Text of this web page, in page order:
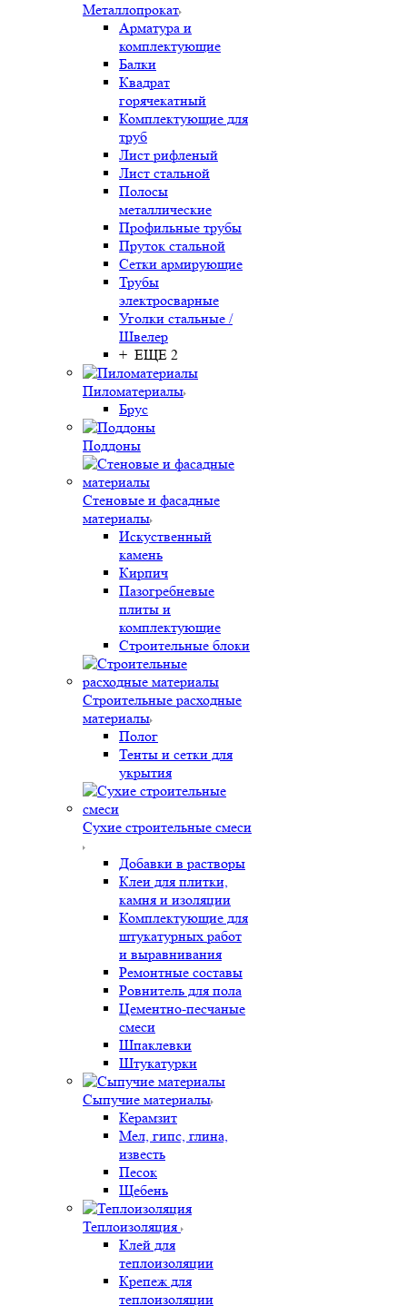
Металлопрокат
Арматура и
комплектующие
Балки
Квадрат
горячекатный
Комплектующие для
труб
Лист рифленый
Лист стальной
Полосы
металлические
Профильные трубы
Пруток стальной
Сетки армирующие
Трубы
электросварные
Уголки стальные /
Швелер
+ ЕЩЕ 2
Пиломатериалы
Брус
Поддоны
Стеновые и фасадные
материалы
Искуственный
камень
Кирпич
Пазогребневые
плиты и
комплектующие
Строительные блоки
Строительные расходные
материалы
Полог
Тенты и сетки для
укрытия
Сухие строительные смеси
Добавки в растворы
Клеи для плитки,
камня и изоляции
Комплектующие для
штукатурных работ
и выравнивания
Ремонтные составы
Ровнитель для пола
Цементно-песчаные
смеси
Шпаклевки
Штукатурки
Сыпучие материалы
Керамзит
Мел, гипс, глина,
известь
Песок
Щебень
Теплоизоляция
Клей для
теплоизоляции
Крепеж для
теплоизоляции